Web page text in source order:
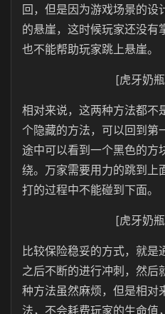
回，但是因为游戏场景的设
的悬崖，这时候玩家还没有
也不能帮助玩家跳上悬崖。
[虎牙奶
相对来说，这两种方法都不
个隐藏的方法，可以回到第
途中可以看到一个黑色的方
绕。万家需要用力的跳到上
打的过程中不能碰到下面。
[虎牙奶
比较保险稳妥的方式，就
之后不断的进行冲刺，然后
种方法虽然麻烦，但是相对
法，不会耗费玩家的生命值